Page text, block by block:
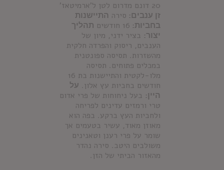
20 דונם מדרום לטן ל'ארמיטאז'
זן ענבים: סירה התיישנות
בחביות: 16 חודשים
תהליך
יצור: בציר ידני, מיון של
הענבים, ריסוק והפרדה חלקית
מהשזרות. תסיסה ספונטנית
במכלים פתוחים. תסיסה
מלו-לקטית והתיישנות בת 16
חודשים בחביות עץ אלון. על
היין: בעל ניחוחות של פרי אדום
טרי ורמזים עדינים לפריחה
ולחביות העץ ברקע. בפה הוא
מאוזן מאוד, עשיר בטעמים אך
שומר על פרי רענן וטאנינים
משולבים היטב. סירה נהדר
מהאזור הביתי של הזן.